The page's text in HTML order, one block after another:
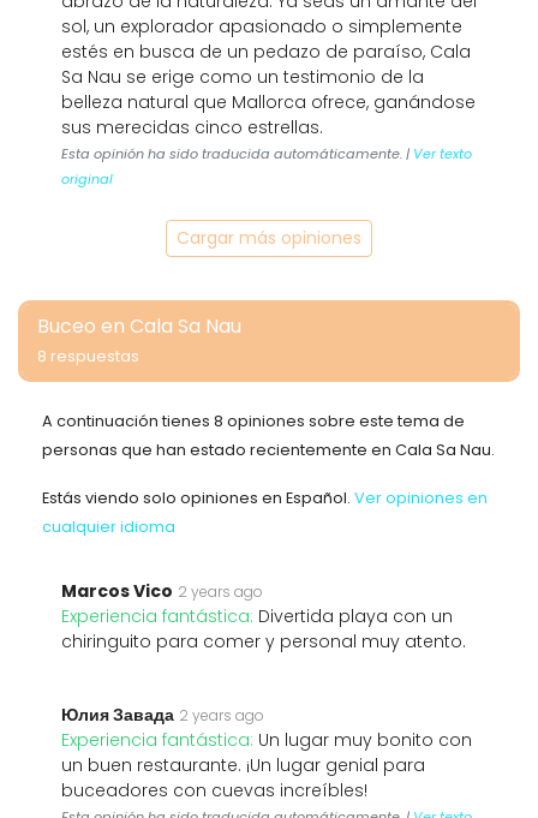
sol, un explorador apasionado o simplemente
estés en busca de un pedazo de paraíso, Cala
Sa Nau se erige como un testimonio de la
belleza natural que Mallorca ofrece, ganándose
sus merecidas cinco estrellas.
Esta opinión ha sido traducida automáticamente. | Ver texto
original
Cargar más opiniones
Buceo en Cala Sa Nau
8 respuestas
A continuación tienes 8 opiniones sobre este tema de
personas que han estado recientemente en Cala Sa Nau.
Estás viendo solo opiniones en Español. Ver opiniones en
cualquier idioma
Marcos Vico 2 years ago
Experiencia fantástica: Divertida playa con un
chiringuito para comer y personal muy atento.
Юлия Завада 2 years ago
Experiencia fantástica: Un lugar muy bonito con
un buen restaurante. ¡Un lugar genial para
buceadores con cuevas increíbles!